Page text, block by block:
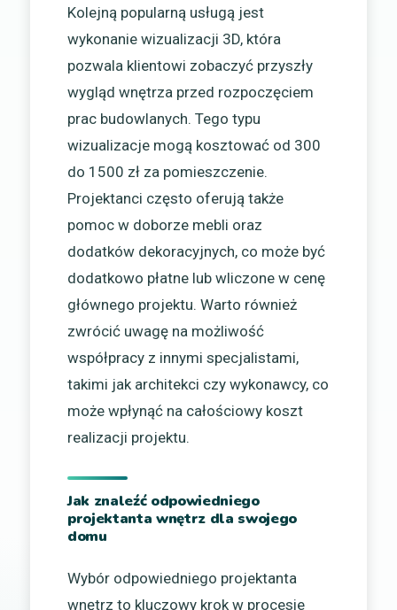
Kolejną popularną usługą jest
wykonanie wizualizacji 3D, która
pozwala klientowi zobaczyć przyszły
wygląd wnętrza przed rozpoczęciem
prac budowlanych. Tego typu
wizualizacje mogą kosztować od 300
do 1500 zł za pomieszczenie.
Projektanci często oferują także
pomoc w doborze mebli oraz
dodatków dekoracyjnych, co może być
dodatkowo płatne lub wliczone w cenę
głównego projektu. Warto również
zwrócić uwagę na możliwość
współpracy z innymi specjalistami,
takimi jak architekci czy wykonawcy, co
może wpłynąć na całościowy koszt
realizacji projektu.
Jak znaleźć odpowiedniego
projektanta wnętrz dla swojego
domu
Wybór odpowiedniego projektanta
wnętrz to kluczowy krok w procesie